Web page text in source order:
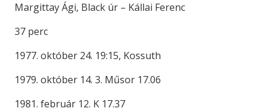
Margittay Ági, Black úr – Kállai Ferenc
37 perc
1977. október 24. 19:15, Kossuth
1979. október 14. 3. Műsor 17.06
1981. február 12. K 17.37